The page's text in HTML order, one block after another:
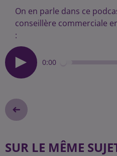
On en parle dans ce
conseillère commerciale
:
0:00
SUR LE MÊME